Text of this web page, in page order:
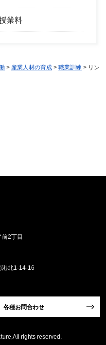
業料
> 産業人材の育成 > 職業訓練 > リン
2丁目
港北1-14-16
各種お問合わせ
rights reserved.